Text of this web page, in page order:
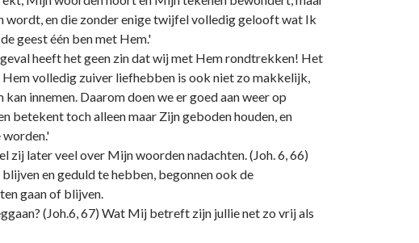
en die zonder enige twijfel volledig gelooft wat Ik
geest één ben met Hem.'
heeft het geen zin dat wij met Hem rondtrekken! Het
volledig zuiver liefhebben is ook niet zo makkelijk,
innemen. Daarom doen we er goed aan weer op
betekent toch alleen maar Zijn geboden houden, en
worden.'
zij later veel over Mijn woorden nadachten. (Joh. 6, 66)
en geduld te hebben, begonnen ook de
gaan of blijven.
(Joh.6, 67) Wat Mij betreft zijn jullie net zo vrij als